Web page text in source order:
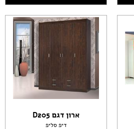
ארון דגם D205
דיפ סליפ